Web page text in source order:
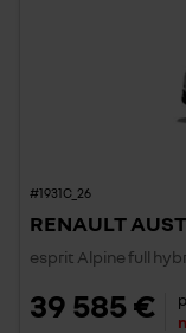
#1931C_26
RENAULT
esprit Alpine full
39 585 €